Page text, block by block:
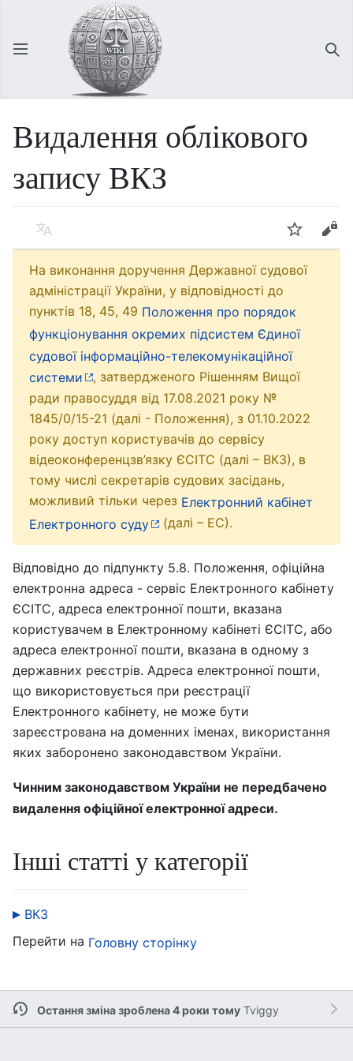
Відкрити головне меню
Видалення облікового
запису ВКЗ
Мова Спостерігати Редагувати
На виконання доручення Державної судової
адміністрації України, у відповідності до
пунктів 18, 45, 49 Положення про порядок
функціонування окремих підсистем Єдиної
судової інформаційно-телекомунікаційної
системи
, затвердженого Рішенням Вищої
ради правосуддя від 17.08.2021 року №
1845/0/15-21 (далі - Положення), з 01.10.2022
року доступ користувачів до сервісу
відеоконференцзв’язку ЄСІТС (далі – ВКЗ), в
тому числі секретарів судових засідань,
можливий тільки через Електронний кабінет
Електронного суду
(далі – ЕС).
Відповідно до підпункту 5.8. Положення, офіційна
електронна адреса - сервіс Електронного кабінету
ЄСІТС, адреса електронної пошти, вказана
користувачем в Електронному кабінеті ЄСІТС, або
адреса електронної пошти, вказана в одному з
державних реєстрів. Адреса електронної пошти,
що використовується при реєстрації
Електронного кабінету, не може бути
зареєстрована на доменних іменах, використання
яких заборонено законодавством України.
Чинним законодавством України не передбачено
видалення офіційної електронної адреси.
Інші статті у категорії
ВКЗ
Перейти на Головну сторінку
Остання зміна зроблена 4 роки тому Tviggy